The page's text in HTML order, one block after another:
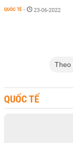
QUỐC TẾ - 23-06-2022
Theo
QUỐC TẾ